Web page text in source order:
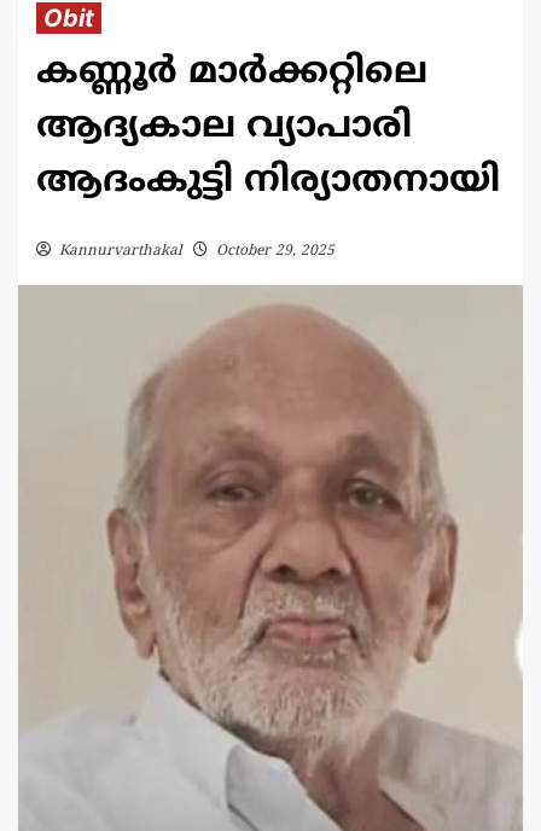
Obit
കണ്ണൂർ മാർക്കറ്റിലെ
ആദ്യകാല വ്യാപാരി
ആദംകുട്ടി നിര്യാതനായി
Kannurvarthakal October 29, 2025